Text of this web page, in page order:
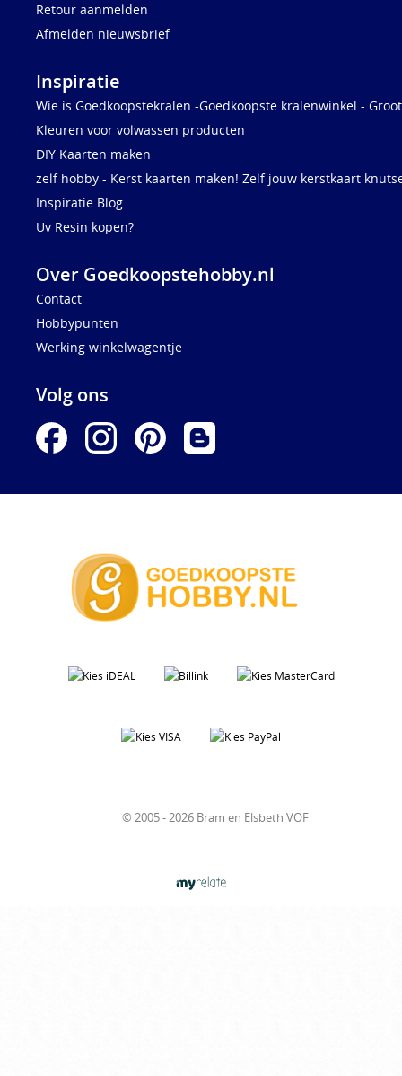
Retour aanmelden
Afmelden nieuwsbrief
Inspiratie
Wie is Goedkoopstekralen -Goedkoopste kralenwinkel -
Kleuren voor volwassen producten
DIY Kaarten maken
zelf hobby - Kerst kaarten maken! Zelf jouw kerstkaart
Inspiratie Blog
Uv Resin kopen?
Over Goedkoopstehobby.nl
Contact
Hobbypunten
Werking winkelwagentje
Volg ons
© 2005 - 2026 Bram en Elsbeth VOF